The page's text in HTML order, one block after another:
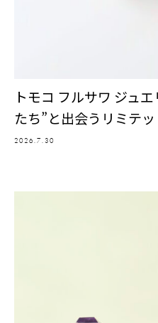
トモコ フルサワ ジュ
たち”と出会うリミテ
2026.7.30